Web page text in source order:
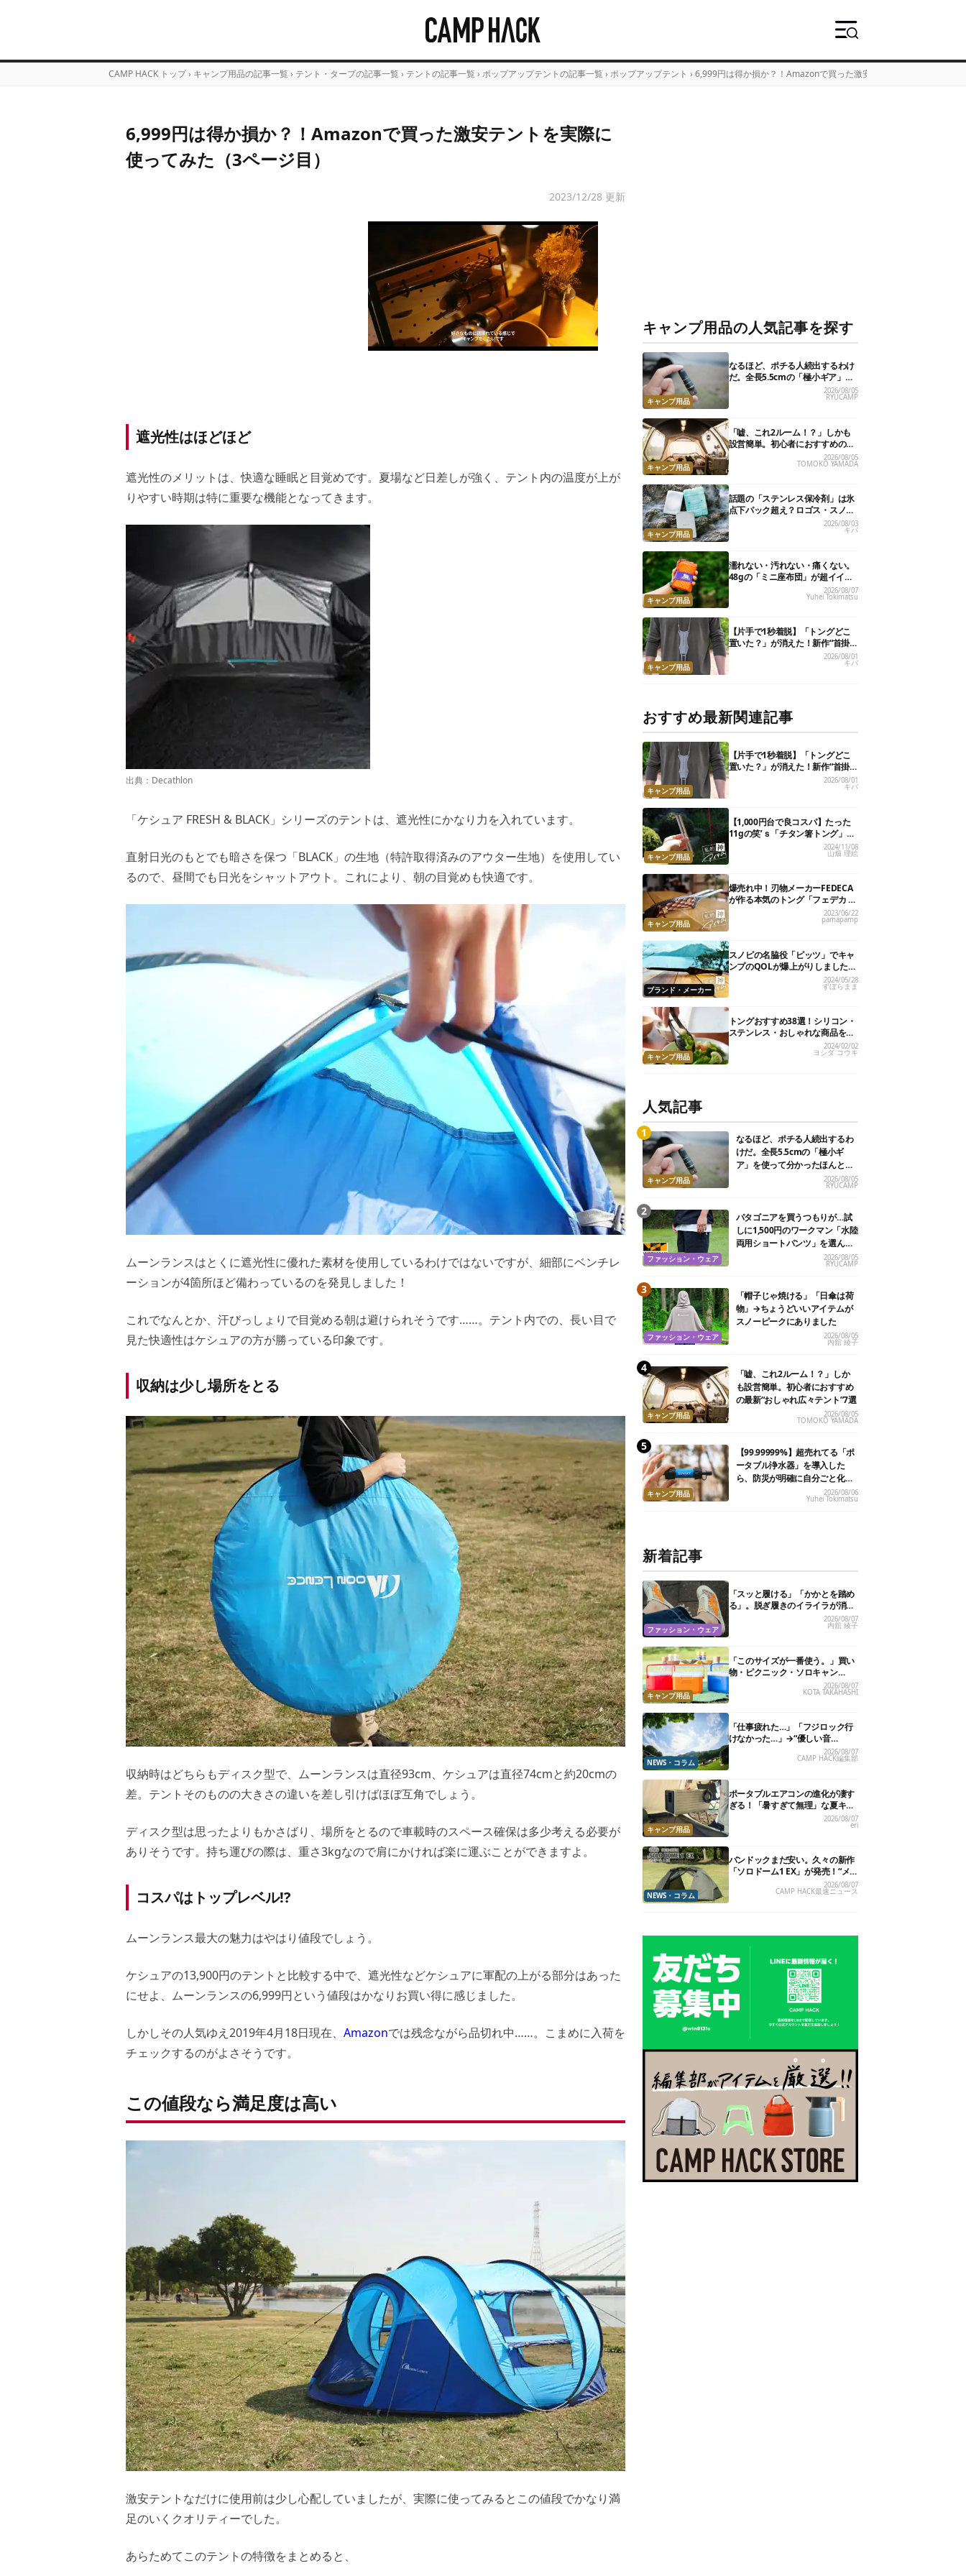
CAMP HACK トップ › キャンプ用品の記事一覧 › テント・タープの記事一覧 › テントの記事一覧 › ポップアップテントの記事一覧 › ポップアップテント › 6,999円は得か損か？！Amazonで買った激安テントを実際に使って
6,999円は得か損か？！Amazonで買った激安テントを実際に
使ってみた（3ページ目）
2023/12/28 更新
遮光性はほどほど
遮光性のメリットは、快適な睡眠と目覚めです。夏場など日差しが強く、テント内の温度が上が
りやすい時期は特に重要な機能となってきます。
出典： Decathlon
「ケシュア FRESH & BLACK」シリーズのテントは、遮光性にかなり力を入れています。
直射日光のもとでも暗さを保つ「BLACK」の生地（特許取得済みのアウター生地）を使用してい
るので、昼間でも日光をシャットアウト。これにより、朝の目覚めも快適です。
ムーンランスはとくに遮光性に優れた素材を使用しているわけではないですが、細部にベンチレ
ーションが4箇所ほど備わっているのを発見しました！
これでなんとか、汗びっしょりで目覚める朝は避けられそうです……。テント内での、長い目で
見た快適性はケシュアの方が勝っている印象です。
収納は少し場所をとる
収納時はどちらもディスク型で、ムーンランスは直径93cm、ケシュアは直径74cmと約20cmの
差。テントそのものの大きさの違いを差し引けばほぼ互角でしょう。
ディスク型は思ったよりもかさばり、場所をとるので車載時のスペース確保は多少考える必要が
ありそうです。持ち運びの際は、重さ3kgなので肩にかければ楽に運ぶことができますよ。
コスパはトップレベル!?
ムーンランス最大の魅力はやはり値段でしょう。
ケシュアの13,900円のテントと比較する中で、遮光性などケシュアに軍配の上がる部分はあった
にせよ、ムーンランスの6,999円という値段はかなりお買い得に感じました。
しかしその人気ゆえ2019年4月18日現在、 Amazonでは残念ながら品切れ中……。こまめに入荷を
チェックするのがよさそうです。
この値段なら満足度は高い
激安テントなだけに使用前は少し心配していましたが、実際に使ってみるとこの値段でかなり満
足のいくクオリティーでした。
あらためてこのテントの特徴をまとめると、
キャンプ用品の人気記事を探す
キャンプ用品
なるほど、ポチる人続出するわけ
だ。全長5.5cmの「極小ギア」を
使って分かったほんとの魅力2026/08/05
RYUCAMP
キャンプ用品
「嘘、これ2ルーム！？」しかも
設営簡単。初心者におすすめの最
新“おしゃれ広々テント”7選2026/08/05
TOMOKO YAMADA
キャンプ用品
話題の「ステンレス保冷剤」は氷
点下パック超え？ロゴス・スノー
ピーク・爆売れノーブランド品を
比べてみた
2026/08/03
キバ
キャンプ用品
濡れない・汚れない・痛くない。
48gの「ミニ座布団」が超イイ具
合
2026/08/07
Yuhei Tokimatsu
キャンプ用品
【片手で1秒着脱】「トングどこ
置いた？」が消えた！新作“首掛
けトング”、男心くすぐるギミッ
2026/08/01
キバ
おすすめ最新関連記事
キャンプ用品
【片手で1秒着脱】「トングどこ
置いた？」が消えた！新作“首掛
けトング”、男心くすぐるギミッ
2026/08/01
キバ
キャンプ用品
【1,000円台で良コスパ】たった
11gの笑’ｓ「チタン箸トング」
が、キャンプ飯のストレスを解消
2024/11/08
山畑 理絵
キャンプ用品
爆売れ中！刃物メーカーFEDECA
が作る本気のトング「フェデカ ク
レバートング」【私的神アイテ
2023/06/22
pamapamp
ブランド・メーカー
スノピの名脇役「ピッツ」でキャ
ンプのQOLが爆上がりしました
【私的神アイテム】
2024/05/28
ずぼらまま
キャンプ用品
トングおすすめ38選！シリコン・
ステンレス・おしゃれな商品を紹
介
2024/02/02
ヨシダ コウキ
人気記事
キャンプ用品
なるほど、ポチる人続出するわ
けだ。全長5.5cmの「極小ギ
ア」を使って分かったほんとの
2026/08/05
RYUCAMP
ファッション・ウェア
パタゴニアを買うつもりが…試
しに1,500円のワークマン「水陸
両用ショートパンツ」を選んだ
2026/08/05
RYUCAMP
ファッション・ウェア
「帽子じゃ焼ける」「日傘は荷
物」→ちょうどいいアイテムが
スノーピークにありました
2026/08/05
内舘 綾子
キャンプ用品
「嘘、これ2ルーム！？」しか
も設営簡単。初心者におすすめ
の最新“おしゃれ広々テント”7選
2026/08/05
TOMOKO YAMADA
キャンプ用品
【99.99999%】超売れてる「ポ
ータブル浄水器」を導入した
ら、防災が明確に自分ごと化し
2026/08/06
Yuhei Tokimatsu
新着記事
ファッション・ウェア
「スッと履ける」「かかとを踏め
る」。脱ぎ履きのイライラが消え
る快適“スニーカーサンダル”6選
2026/08/07
内舘 綾子
キャンプ用品
「このサイズが一番使う。」買い
物・ピクニック・ソロキャン
に“ちょうどいい”小型クーラーボ
ックス13選
2026/08/07
KOTA TAKAHASHI
NEWS・コラム
「仕事疲れた…」「フジロック行
けなかった…」→“優しい音
楽”と“大きな自然”で治癒。まだ間
に合います。
2026/08/07
CAMP HACK編集部
キャンプ用品
ポータブルエアコンの進化が凄す
ぎる！「暑すぎて無理」な夏キャ
ンプを激変させる最新5選2026/08/07
eri
NEWS・コラム
バンドックまだ安い。久々の新作
「ソロドーム1 EX」が発売！“メ
ッシュインナー”だけでも使える
よ【防災も◎】
2026/08/07
CAMP HACK最速ニュース